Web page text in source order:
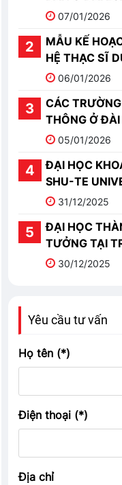
07/01/2026
MẪU KẾ
HỆ THẠC SĨ
06/01/2026
CÁC
THÔNG Ở
BẬT05/01/2026
ĐẠI HỌC
SHU-TE
31/12/2025
ĐẠI HỌC
TƯỞNG TẠI
30/12/2025
Yêu cầu tư vấn
Họ tên (*)
Điện thoại (*)
Địa chỉ